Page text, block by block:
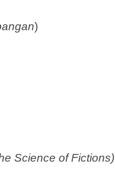
)
Science of Fictions)